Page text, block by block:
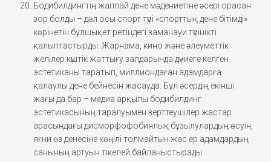
Бодибилдингтің жаппай дене мәдениетіне әсері орасан
зор болды – дәл осы спорт түрі «спорттық дене бітімді»
көрінетін бұлшықет ретіндегі заманауи түсінікті
қалыптастырды. Жарнама, кино және әлеуметтік
желілер күштік жаттығу залдарында дүниеге келген
эстетиканы таратып, миллиондаған адамдарға
қалаулы дене бейнесін жасауда. Бұл әсердің екінші
жағы да бар – медиа арқылы бодибилдинг
эстетикасының таралуымен зерттеушілер жастар
арасындағы дисморфофобиялық бұзылулардың өсуін,
яғни өз денесіне көңілі толмайтын жас ер адамдардың
санының артуын тікелей байланыстырады.